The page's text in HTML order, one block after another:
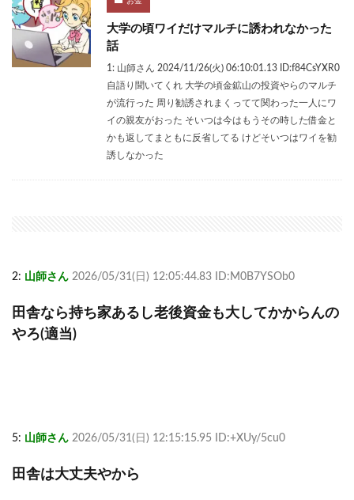
大学の頃ワイだけマルチに誘われなかった
話
1: 山師さん 2024/11/26(火) 06:10:01.13 ID:f84CsYXR0
自語り聞いてくれ 大学の頃金鉱山の投資やらのマルチ
が流行った 周り勧誘されまくってて関わった一人にワ
イの親友がおった そいつは今はもうその時した借金と
かも返してまともに反省してる けどそいつはワイを勧
誘しなかった
2: 山師さん 2026/05/31(日) 12:05:44.83 ID:M0B7YSOb0
田舎なら持ち家あるし老後資金も大してかからんの
やろ(適当)
5: 山師さん 2026/05/31(日) 12:15:15.95 ID:+XUy/5cu0
田舎は大丈夫やから